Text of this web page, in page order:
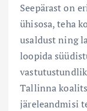
Seepärast on
ühisosa, teha
usaldust ning
loopida
Tallinna
järeleandmisi